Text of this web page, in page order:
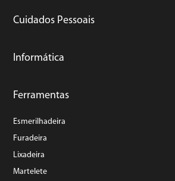
Cuidados Pessoais
Informática
Ferramentas
Esmerilhadeira
Furadeira
Lixadeira
Martelete